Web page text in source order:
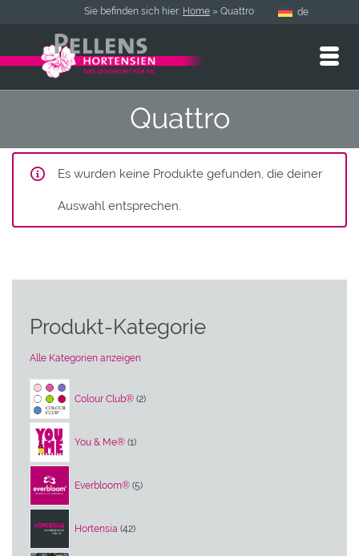
Sie befinden sich hier: Home » Quattro de
Quattro
Es wurden keine Produkte gefunden, die deiner
Auswahl entsprechen.
Produkt-Kategorie
Alle Kategorien anzeigen
Colour Club® 2
Produkte
You & Me® 1
Produkt
Everbloom® 5
Produkte
Hortensia 42
Produkte